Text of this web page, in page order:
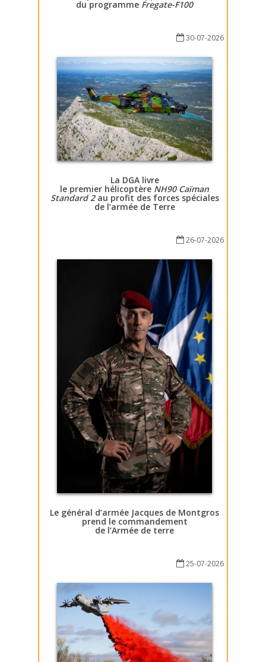
du programme Fregate-F100
30-07-2026
La DGA livre
le premier hélicoptère NH90 Caïman
Standard 2au profit des forces spéciales
de l’armée de Terre
26-07-2026
Le général d’armée Jacques de Montgros
prend le commandement
de l’Armée de terre
25-07-2026